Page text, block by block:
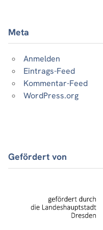
Meta
Anmelden
Eintrags-Feed
Kommentar-Feed
WordPress.org
Gefördert von